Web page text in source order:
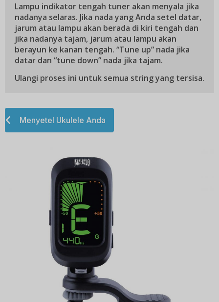
Lampu indikator tengah tuner akan menyala jika
nadanya selaras. Jika nada yang Anda setel datar,
jarum atau lampu akan berada di kiri tengah dan
jika nadanya tajam, jarum atau lampu akan
berayun ke kanan tengah. “Tune up” nada jika
datar dan “tune down” nada jika tajam.
Ulangi proses ini untuk semua string yang tersisa.
Menyetel Ukulele Anda